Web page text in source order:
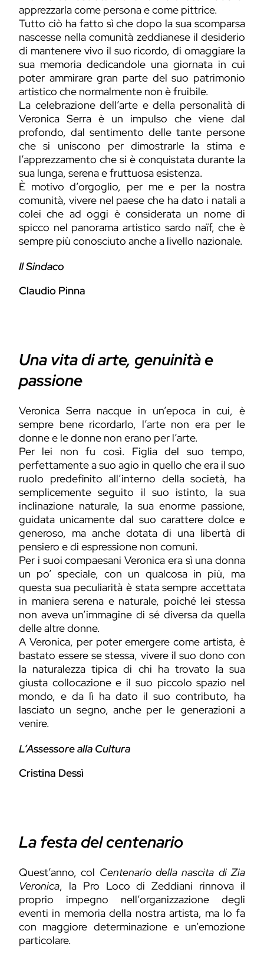
apprezzarla come persona e come pittrice.
Tutto ciò ha fatto sì che dopo la sua scomparsa
nascesse nella comunità zeddianese il desiderio
di mantenere vivo il suo ricordo, di omaggiare la
sua memoria dedicandole una giornata in cui
poter ammirare gran parte del suo patrimonio
artistico che normalmente non è fruibile.
La celebrazione dell’arte e della personalità di
Veronica Serra è un impulso che viene dal
profondo, dal sentimento delle tante persone
che si uniscono per dimostrarle la stima e
l’apprezzamento che si è conquistata durante la
sua lunga, serena e fruttuosa esistenza.
È motivo d’orgoglio, per me e per la nostra
comunità, vivere nel paese che ha dato i natali a
colei che ad oggi è considerata un nome di
spicco nel panorama artistico sardo naïf, che è
sempre più conosciuto anche a livello nazionale.
Il Sindaco
Claudio Pinna
Una vita di arte, genuinità e
passione
Veronica Serra nacque in un’epoca in cui, è
sempre bene ricordarlo, l’arte non era per le
donne e le donne non erano per l’arte.
Per lei non fu così. Figlia del suo tempo,
perfettamente a suo agio in quello che era il suo
ruolo predefinito all’interno della società, ha
semplicemente seguito il suo istinto, la sua
inclinazione naturale, la sua enorme passione,
guidata unicamente dal suo carattere dolce e
generoso, ma anche dotata di una libertà di
pensiero e di espressione non comuni.
Per i suoi compaesani Veronica era sì una donna
un po’ speciale, con un qualcosa in più, ma
questa sua peculiarità è stata sempre accettata
in maniera serena e naturale, poiché lei stessa
non aveva un’immagine di sé diversa da quella
delle altre donne.
A Veronica, per poter emergere come artista, è
bastato essere se stessa, vivere il suo dono con
la naturalezza tipica di chi ha trovato la sua
giusta collocazione e il suo piccolo spazio nel
mondo, e da lì ha dato il suo contributo, ha
lasciato un segno, anche per le generazioni a
venire.
L’Assessore alla Cultura
Cristina Dessì
La festa del centenario
Quest’anno, col Centenario della nascita di Zia
Veronica, la Pro Loco di Zeddiani rinnova il
proprio impegno nell’organizzazione degli
eventi in memoria della nostra artista, ma lo fa
con maggiore determinazione e un’emozione
particolare.